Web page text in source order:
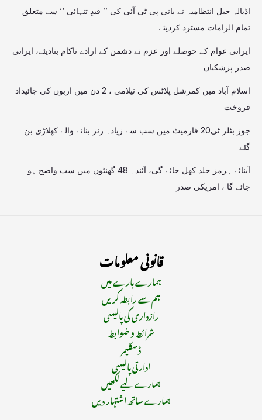
اڈیالہ جیل انتظامیہ نے بانی پی ٹی آئی کی ’’ قیدِ تنہائی ‘‘ سے متعلق
تمام الزامات مسترد کردیئے
ایرانی عوام کے حوصلے اور عزم نے دشمن کے ارادے ناکام بنادیئے، ایرانی
صدر پزشکیان
اسلام آباد میں کمرشل پلاٹس کی نیلامی ، 2 دن میں اربوں کی جائیداد
فروخت
جوز بٹلر ٹی20 فارمیٹ میں سب سے زیادہ رنز بنانے والے کھلاڑی بن
گئے
آبنائے ہرمز جلد کھل جائے گی، آئندہ 48 گھنٹوں میں سب واضح ہو
جائے گا ، امریکی صدر
قانونی معلومات
ہمارے بارے میں
ہم سے رابطہ کریں
رازداری کی پالیسی
شرائط و ضوابط
ڈسکلیمر
ادارتی پالیسی
ہمارے لیے لکھیں
ہمارے ساتھ اشتہار دیں